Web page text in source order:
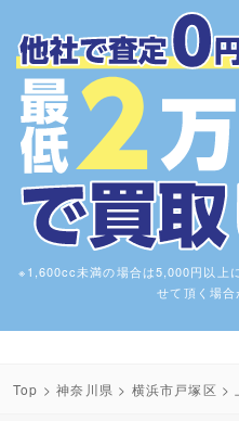
※1,600cc未満の場合は5,000円以上
せて頂く場合
Top >神奈川県 > 横浜市戸塚区 >